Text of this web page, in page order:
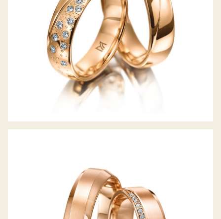
MEISTER TRAURINGE PHANTASTICS